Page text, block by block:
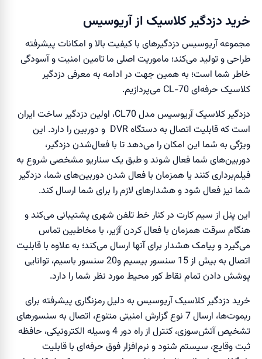
خرید دزدگیر کلاسیک از آریوسیس
مجموعه آریوسیس دزدگیرهای با کیفیت بالا و امکانات پیشرفته
طراحی و تولید می‌کند؛ ماموریت اصلی ما تامین امنیت و آسودگی
خاطر شما است؛ به همین جهت در ادامه به معرفی دزدگیر
کلاسیک حرفه‌ای CL-70 می‌پردازیم.
دزدگیر کلاسیک آریوسیس مدل CL70، اولین دزدگیر ساخت ایران
است که قابلیت اتصال به دستگاه DVR و دوربین را دارد. این
ویژگی به شما این امکان را می‌دهد تا با فعال‌شدن دزدگیر،
دوربین‌های شما فعال شوند و طبق یک سناریو مشخصی شروع به
فیلم‌برداری کنند یا همزمان با فعال شدن دوربین‌های شما، دزدگیر
شما نیز فعال شود و هشدار‌های لازم را برای شما ارسال کند.
این پنل از سیم کارت در کنار خط تلفن شهری پشتیبانی می‌کند و
هنگام سرقت همزمان با فعال‌ کردن آژیر، با مخاطبین تماس
می‌گیرد و پیامک هشدار برای آنها ارسال می‌کند؛ به علاوه با قابلیت
اتصال به بیش از 15 سنسور بیسیم و20 سنسور باسیم، توانایی
پوشش دادن تمام نقاط کور محیط مورد نظر شما را دارد.
خرید دزدگیر کلاسیک آریوسیس به دلیل رمزنگاری پیشرفته برای
ریموت‌ها، ارسال 7 نوع گزارش امنیتی متنوع، اتصال به سنسور‌های
تشخیص آتش‌سوزی، کنترل از راه دور 4 وسیله الکترونیکی، حافظه
ثبت وقایع، سیستم شنود و نرم‌افزار فوق حرفه‌ای با قابلیت